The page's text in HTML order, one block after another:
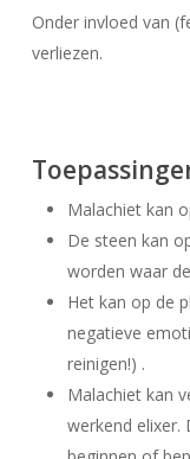
Onder invloed van
verliezen.
Malachiet kan
De steen kan
worden waar
Het kan op de
negatieve
reinigen!) .
Malachiet kan
werkend elixer.